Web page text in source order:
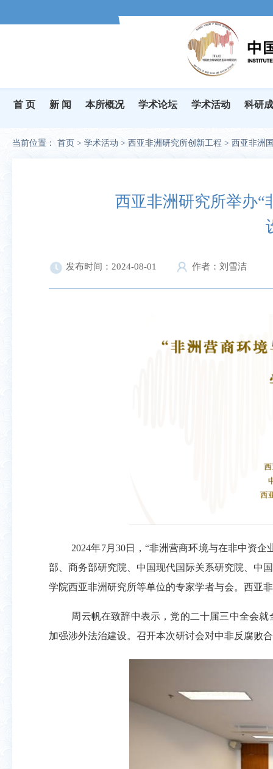
首 页 新 闻 本所概况 学术论坛 学术活动 科研
当前位置： 首页 > 学术活动 > 西亚非洲研究所创新工程 > 西亚非洲
西亚非洲研究所举办“
发布时间：2024-08-01 作者：刘雪洁
2024年7月 30日，“非洲营商环境与在非中资企
部、商务部研究院、中国现代国际关系研究院、中
学院西亚非洲研究所等单位的专家学者与会。西亚
周云帆在致辞中表示，党的二十届三中全会
加强涉外法治建设。召开本次研讨会对中非反腐败